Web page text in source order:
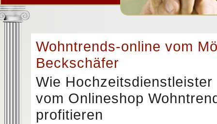
Wohntrends-online vom
Beckschäfer
Wie
vom Onlineshop
profitieren